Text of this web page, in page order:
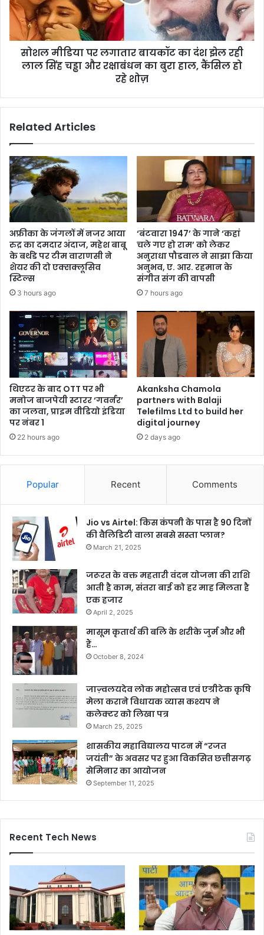
रोक
सके’
दंश
झेल
रही
लाल
रक्षाबंधन
बुरा
हो
रहे
शोज़
सोशल मीडिया पर लगातार बायकॉट का दंश झेल रही
लाल सिंह चड्ढा और रक्षाबंधन का बुरा हाल, कैंसिल हो
रहे शोज़
Related Articles
अफ्रीका के जंगलों में नजर आया
रुद्र का दमदार अंदाज, महेश बाबू
के बर्थडे पर टीम वाराणसी ने
शेयर की दो एक्सक्लूसिव
स्टिल्स
3 hours ago
‘बंटवारा 1947’ के गाने ‘कहां
चले गए हो राम’ को लेकर
अनुराधा पौडवाल ने साझा किया
अनुभव, ए. आर. रहमान के
संगीत संग की वापसी
7 hours ago
थिएटर के बाद OTT पर भी
मनोज बाजपेयी स्टारर ‘गवर्नर’
का जलवा, प्राइम वीडियो इंडिया
पर नंबर 1
22 hours ago
Akanksha Chamola
partners with Balaji
Telefilms Ltd to build her
digital journey
2 days ago
Popular Recent Comments
Jio vs Airtel: किस कंपनी के पास है 90 दिनों
की वैलिडिटी वाला सबसे सस्ता प्लान?
March 21, 2025
जरूरत के वक्त महतारी वंदन योजना की राशि
आती है काम, संतरा बाई को हर माह मिलता है
एक हजार
April 2, 2025
मासूम कृतार्थ की बलि के शरीके जुर्म और भी
हैं…
October 8, 2024
जाज़्वलयदेव लोक महोत्सव एवं एग्रीटेक कृषि
मेला कराने विधायक व्यास कश्यप ने
कलेक्टर को लिखा पत्र
March 25, 2025
शासकीय महाविद्यालय पाटन में “रजत
जयंती” के अवसर पर हुआ विकसित छत्तीसगढ़
सेमिनार का आयोजन
September 11, 2025
Recent Tech News